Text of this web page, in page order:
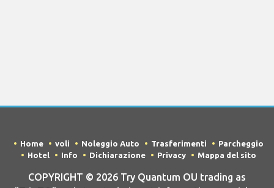
Home voli Noleggio Auto Trasferimenti
Parcheggio
Hotel
Info Dichiarazione Privacy Mappa del sito
COPYRIGHT © 2026 Try Quantum OU trading as